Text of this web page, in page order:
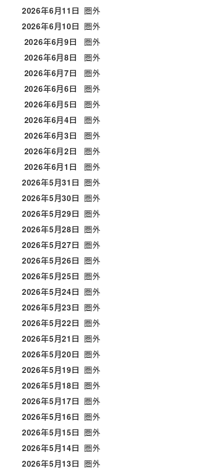
2026年6月11日 圏外
2026年6月10日 圏外
2026年6月9日
圏外
2026年6月8日
圏外
2026年6月7日
圏外
2026年6月6日
圏外
2026年6月5日
圏外
2026年6月4日
圏外
2026年6月3日
圏外
2026年6月2日
圏外
2026年6月1日
圏外
2026年5月31日 圏外
2026年5月30日 圏外
2026年5月29日 圏外
2026年5月28日 圏外
2026年5月27日 圏外
2026年5月26日 圏外
2026年5月25日 圏外
2026年5月24日 圏外
2026年5月23日 圏外
2026年5月22日 圏外
2026年5月21日 圏外
2026年5月20日 圏外
2026年5月19日 圏外
2026年5月18日 圏外
2026年5月17日 圏外
2026年5月16日 圏外
2026年5月15日 圏外
2026年5月14日 圏外
2026年5月13日 圏外